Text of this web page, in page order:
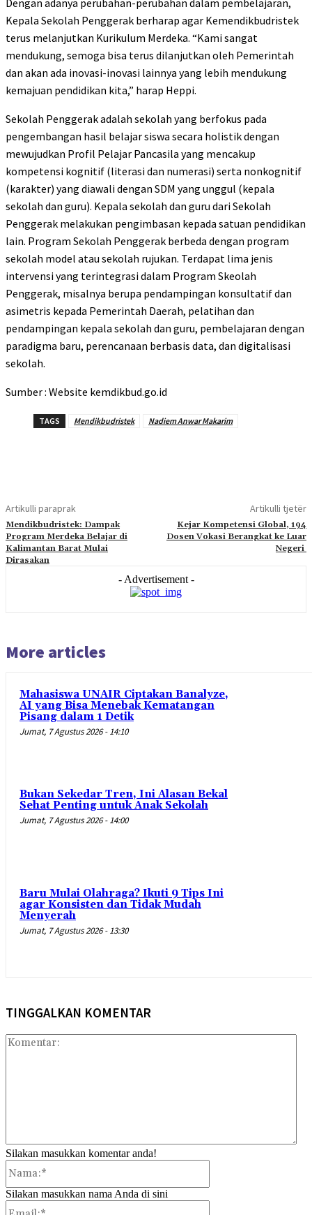
Dengan adanya perubahan-perubahan dalam pembelajaran,
Kepala Sekolah Penggerak berharap agar Kemendikbudristek
terus melanjutkan Kurikulum Merdeka. “Kami sangat
mendukung, semoga bisa terus dilanjutkan oleh Pemerintah
dan akan ada inovasi-inovasi lainnya yang lebih mendukung
kemajuan pendidikan kita,” harap Heppi.
Sekolah Penggerak adalah sekolah yang berfokus pada
pengembangan hasil belajar siswa secara holistik dengan
mewujudkan Profil Pelajar Pancasila yang mencakup
kompetensi kognitif (literasi dan numerasi) serta nonkognitif
(karakter) yang diawali dengan SDM yang unggul (kepala
sekolah dan guru). Kepala sekolah dan guru dari Sekolah
Penggerak melakukan pengimbasan kepada satuan pendidikan
lain. Program Sekolah Penggerak berbeda dengan program
sekolah model atau sekolah rujukan. Terdapat lima jenis
intervensi yang terintegrasi dalam Program Skeolah
Penggerak, misalnya berupa pendampingan konsultatif dan
asimetris kepada Pemerintah Daerah, pelatihan dan
pendampingan kepala sekolah dan guru, pembelajaran dengan
paradigma baru, perencanaan berbasis data, dan digitalisasi
sekolah.
Sumber : Website kemdikbud.go.id
TAGS Mendikbudristek Nadiem Anwar Makarim
Artikulli paraprak
Mendikbudristek: Dampak
Program Merdeka Belajar di
Kalimantan Barat Mulai
Dirasakan
Artikulli tjetër
Kejar Kompetensi Global, 194
Dosen Vokasi Berangkat ke Luar
Negeri
- Advertisement -
More articles
Mahasiswa UNAIR Ciptakan Banalyze,
AI yang Bisa Menebak Kematangan
Pisang dalam 1 Detik
Jumat, 7 Agustus 2026 - 14:10
Bukan Sekedar Tren, Ini Alasan Bekal
Sehat Penting untuk Anak Sekolah
Jumat, 7 Agustus 2026 - 14:00
Baru Mulai Olahraga? Ikuti 9 Tips Ini
agar Konsisten dan Tidak Mudah
Menyerah
Jumat, 7 Agustus 2026 - 13:30
TINGGALKAN KOMENTAR
Silakan masukkan komentar anda!
Silakan masukkan nama Anda di sini